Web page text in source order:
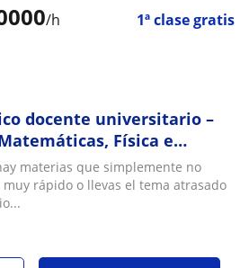
/h 1ª clase gratis
docente universitario –
Física e
materias que simplemente no
rápido o llevas el tema atrasado